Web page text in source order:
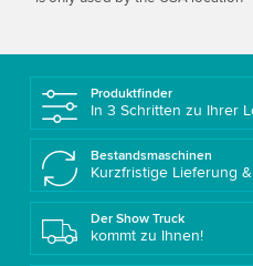
Produktfinder
In 3 Schritten zu Ihrer
Bestandsmaschinen
Kurzfristige Lieferung
Der Show Truck
kommt zu Ihnen!